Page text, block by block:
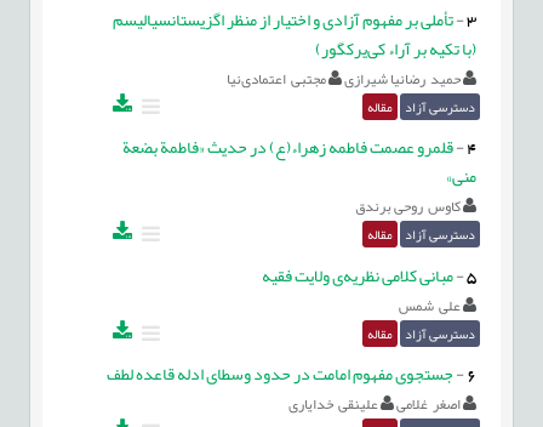
3
-تأملی بر مفهوم آزادی و اختیار از منظر اگزیستانسیالیسم
(با تكیه بر آراء کی‌یرکگور)
حمید رضانیا شیرازی مجتبی اعتمادی‌نیا
دسترسی آزاد مقاله
4
-قلمرو عصمت فاطمه زهراء(ع) در حدیث «فاطمة بضعة
منی»
کاوس روحی برندق
دسترسی آزاد مقاله
5
-مبانی کلامی نظریه‌ی ولایت فقیه
علی شمس
دسترسی آزاد مقاله
6
-جستجوی مفهوم امامت در حدود وسطای ادله قاعده لطف
اصغر غلامی علینقی خدایاری